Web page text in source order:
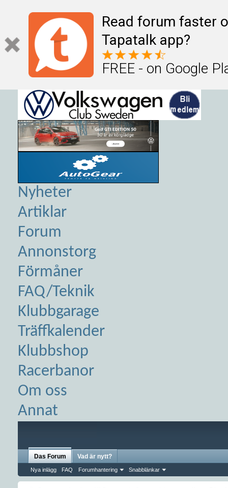
Read forum faster
Tapatalk app?
FREE - on Google
Nyheter
Artiklar
Forum
Annonstorg
Förmåner
FAQ/Teknik
Klubbgarage
Träffkalender
Klubbshop
Racerbanor
Om oss
Annat
Das Forum
Nya inlägg FAQ Forumhantering Snabblänkar
Vad är nytt?